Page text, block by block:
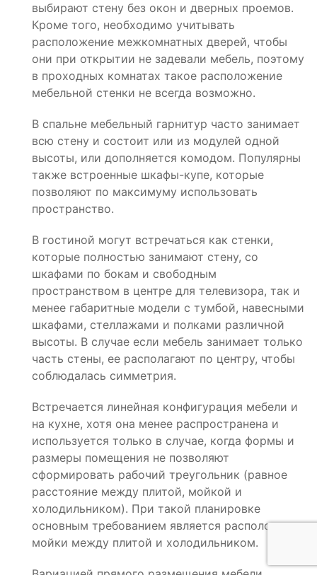
выбирают стену без окон и дверных проемов.
Кроме того, необходимо учитывать
расположение межкомнатных дверей, чтобы
они при открытии не задевали мебель, поэтому
в проходных комнатах такое расположение
мебельной стенки не всегда возможно.
В спальне мебельный гарнитур часто занимает
всю стену и состоит или из модулей одной
высоты, или дополняется комодом. Популярны
также встроенные шкафы-купе, которые
позволяют по максимуму использовать
пространство.
В гостиной могут встречаться как стенки,
которые полностью занимают стену, со
шкафами по бокам и свободным
пространством в центре для телевизора, так и
менее габаритные модели с тумбой, навесными
шкафами, стеллажами и полками различной
высоты. В случае если мебель занимает только
часть стены, ее располагают по центру, чтобы
соблюдалась симметрия.
Встречается линейная конфигурация мебели и
на кухне, хотя она менее распространена и
используется только в случае, когда формы и
размеры помещения не позволяют
сформировать рабочий треугольник (равное
расстояние между плитой, мойкой и
холодильником). При такой планировке
основным требованием является расположение
мойки между плитой и холодильником.